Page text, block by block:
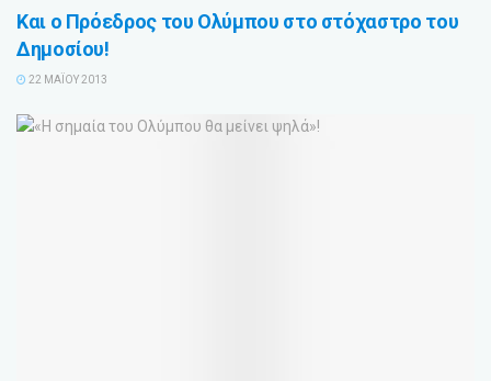
Και ο Πρόεδρος του Ολύμπου στο στόχαστρο του
Δημοσίου!
22 ΜΑΪ́ΟΥ 2013